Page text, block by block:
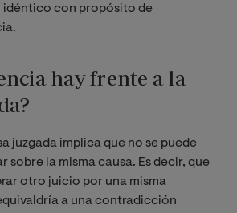
idéntico con propósito de
hay frente a la
juzgada implica que no se puede
sobre la misma causa. Es decir, que
otro juicio por una misma
a una contradicción